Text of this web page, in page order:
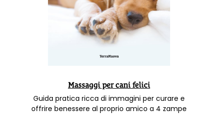
Massaggi per cani felici
Guida pratica ricca di immagini per curare e
offrire benessere al proprio amico a 4 zampe